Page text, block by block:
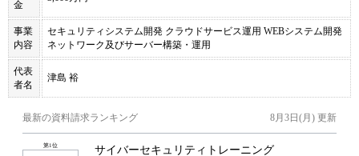
金
事業
内容
セキュリティシステム開発 クラウドサービス運用 WEBシステム開発
ネットワーク及びサーバー構築・運用
代表
者名
津島 裕
最新の資料請求ランキング 8月3日(月) 更新
第1位
サイバーセキュリティトレーニング